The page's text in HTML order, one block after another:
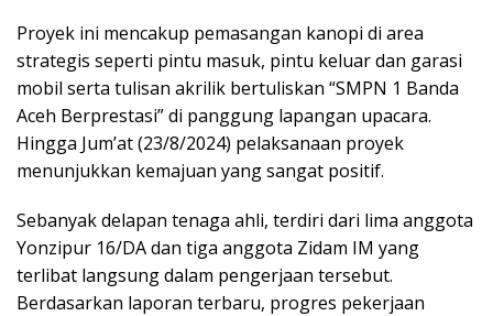
Proyek ini mencakup pemasangan kanopi di area
strategis seperti pintu masuk, pintu keluar dan garasi
mobil serta tulisan akrilik bertuliskan “SMPN 1 Banda
Aceh Berprestasi” di panggung lapangan upacara.
Hingga Jum’at (23/8/2024) pelaksanaan proyek
menunjukkan kemajuan yang sangat positif.
Sebanyak delapan tenaga ahli, terdiri dari lima anggota
Yonzipur 16/DA dan tiga anggota Zidam IM yang
terlibat langsung dalam pengerjaan tersebut.
Berdasarkan laporan terbaru, progres pekerjaan